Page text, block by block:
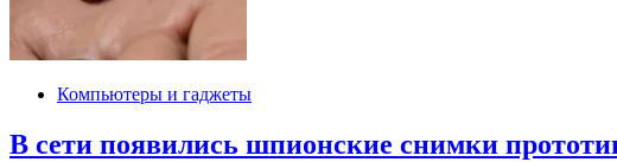
Компьютеры и гаджеты
В сети появились шпионские снимки